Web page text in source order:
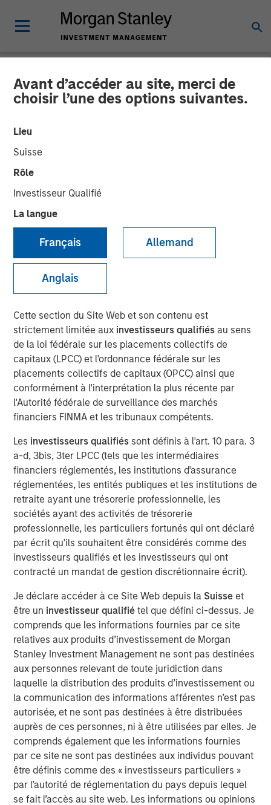
Avant d’accéder au site, merci de
choisir l’une des options suivantes.
Lieu
Suisse
Rôle
Investisseur Qualifié
La langue
Français Allemand
Anglais
Cette section du Site Web et son contenu est
strictement limitée aux investisseurs qualifiésau sens
de la loi fédérale sur les placements collectifs de
capitaux (LPCC) et l'ordonnance fédérale sur les
placements collectifs de capitaux (OPCC) ainsi que
conformément à l'interprétation la plus récente par
l'Autorité fédérale de surveillance des marchés
financiers FINMA et les tribunaux compétents.
Les investisseurs qualifiés sont définis à l'art. 10 para. 3
a-d, 3bis, 3ter LPCC (tels que les intermédiaires
financiers réglementés, les institutions d'assurance
réglementées, les entités publiques et les institutions de
retraite ayant une trésorerie professionnelle, les
sociétés ayant des activités de trésorerie
professionnelle, les particuliers fortunés qui ont déclaré
par écrit qu'ils souhaitent être considérés comme des
investisseurs qualifiés et les investisseurs qui ont
contracté un mandat de gestion discrétionnaire écrit).
Je déclare accéder à ce Site Web depuis la Suisse et
être un investisseur qualifiétel que défini ci-dessus. Je
comprends que les informations fournies par ce site
relatives aux produits d’investissement de Morgan
Stanley Investment Management ne sont pas destinées
aux personnes relevant de toute juridiction dans
laquelle la distribution des produits d’investissement ou
la communication des informations afférentes n’est pas
autorisée, et ne sont pas destinées à être distribuées
auprès de ces personnes, ni à être utilisées par elles. Je
comprends également que les informations fournies
par ce site ne sont pas destinées aux individus pouvant
être définis comme des « investisseurs particuliers »
par l’autorité de réglementation du pays depuis lequel
se fait l’accès au site web. Les informations ou opinions
PRIVATE MARKETS PERSPECTIVES INSIGHTS
Private Markets
Perspectives Q1 Webinar
Steven Turner, CFA
Tony Charles
Managing Director
Patrick Whitehead
Managing Director
Play
Video
In this quarter’s webinar, our investment leaders
provided a summary of the private markets’ investment
environment, a deep dive into the entry opportunity in
private real estate, and an in-depth review of private
equity.
The Portfolio Solutions Group is a comprehensive multi-
asset business, with activity across all asset strategies
and types (traditional and alternative), through solutions
that span fully liquid (public assets), comprehensive
(public and private assets) and fully private portfolios.
Offerings are delivered via a managed portfolio or model,
in discretionary or advisory format.
Idées liées
ARTICLE
Real Estate Midyear Outlook: Constructive
Amid Fluid Backdrop